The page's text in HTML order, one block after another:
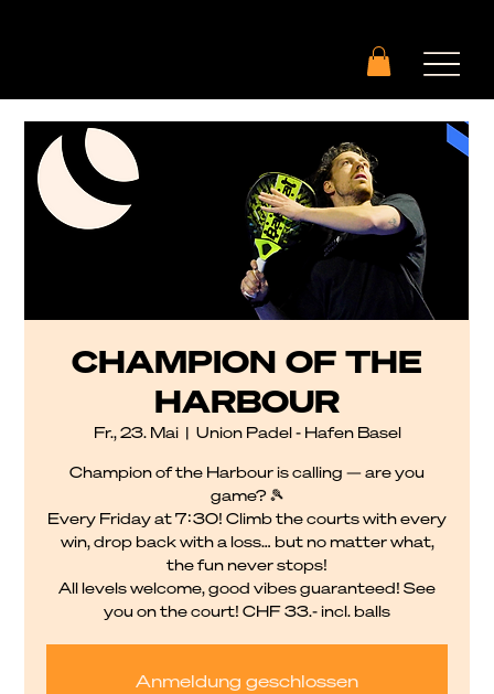
CHAMPION OF THE
HARBOUR
Fr., 23. Mai
  |
Union Padel - Hafen Basel
Champion of the Harbour is calling — are you
game? 🎾
Every Friday at 7:30! Climb the courts with every
win, drop back with a loss… but no matter what,
the fun never stops!
All levels welcome, good vibes guaranteed! See
you on the court! CHF 33.- incl. balls
Anmeldung geschlossen